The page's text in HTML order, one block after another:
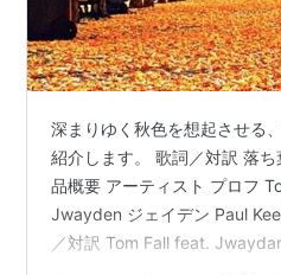
深まりゆく秋色を想起させる
紹介します。 歌詞／対訳 落
品概要 アーティスト プロフ
Jwayden ジェイデン Paul
／対訳 Tom Fall feat.